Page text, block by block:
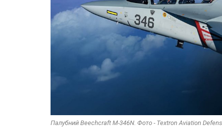
Палубний Beechcraft M-346N. Фото - Textron Aviation